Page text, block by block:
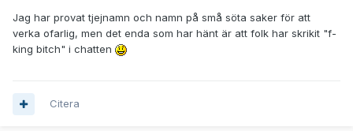
Jag har provat tjejnamn och namn på små söta saker för att
verka ofarlig, men det enda som har hänt är att folk har skrikit "f-
king bitch" i chatten
Citera